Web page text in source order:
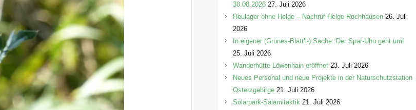
30.08.2026 27. Juli 2026
Heulager ohne Helge – Nachruf Helge Rochhausen 26. Juli
2026
In eigener (Grünes-Blätt’l-) Sache: Der Spar-Uhu geht um!
25. Juli 2026
Wanderhütte Löwenhain eröffnet 23. Juli 2026
Neues Personal und neue Projekte in der Naturschutzstation
Osterzgebirge 21. Juli 2026
Solarpark-Salamitaktik 21. Juli 2026